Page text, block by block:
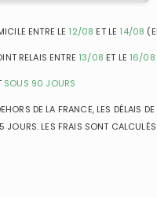
ENTRE LE 12/08 ET LE 14/08
RELAIS ENTRE 13/08 ET LE 16/08
SOUS 90 JOURS
DE LA FRANCE, LES DÉLAIS
JOURS. LES FRAIS SONT CALCULÉS